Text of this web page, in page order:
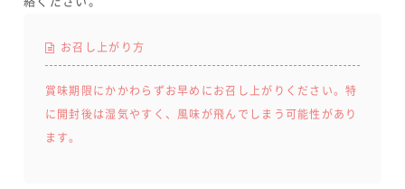
お召し上がり方
賞味期限にかかわらずお早めにお召し上がりください。特
に開封後は湿気やすく、風味が飛んでしまう可能性があり
ます。